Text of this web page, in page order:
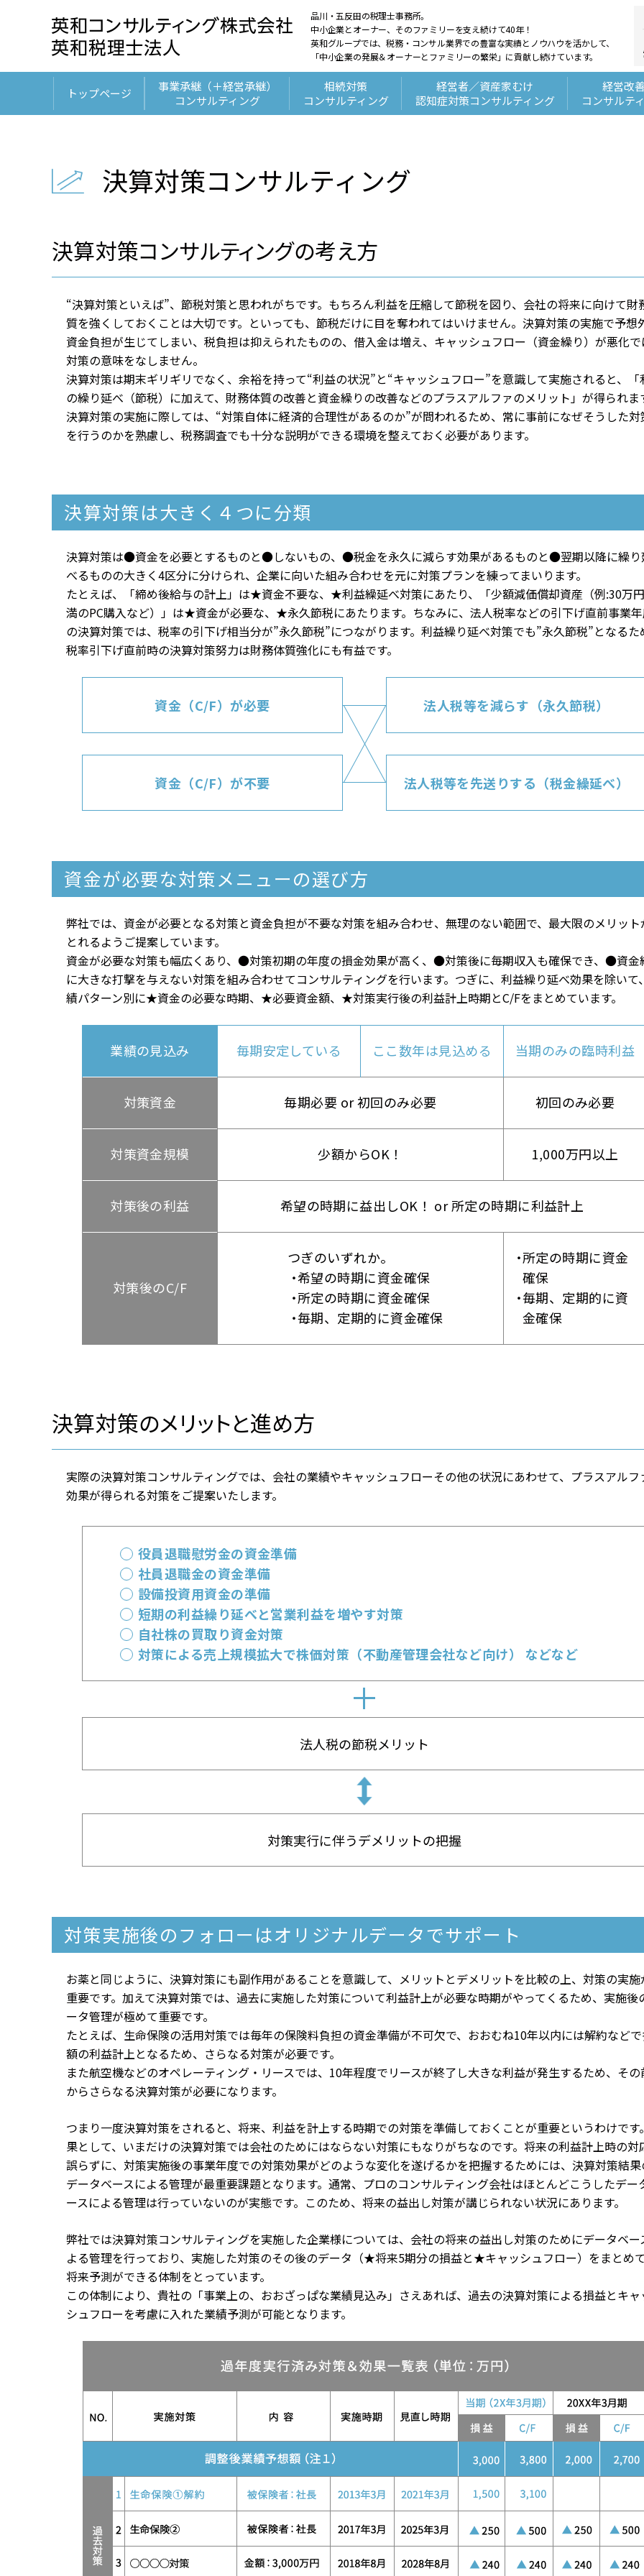
品川・五反田の税理士事務所。
中小企業とオーナー、そのファミリーを支え続けて40年！
英和グループでは、税務・コンサル業界での豊富な実績とノウハウを活かして、
「中小企業の発展＆オーナーとファミリーの繁栄」に貢献し続けています。
トップページ
事業承継（＋経営承継）
コンサルティング
相続対策
コンサルティング
経営者／資産家むけ
認知症対策コンサルティング
経営改
コンサルテ
決算対策コンサルティング
決算対策コンサルティングの考え方
“決算対策といえば”、節税対策と思われがちです。もちろん利益を圧縮して節税を図り、会社の将来に向けて財
質を強くしておくことは大切です。といっても、節税だけに目を奪われてはいけません。決算対策の実施で予想
資金負担が生じてしまい、税負担は抑えられたものの、借入金は増え、キャッシュフロー（資金繰り）が悪化
対策の意味をなしません。
決算対策は期末ギリギリでなく、余裕を持って“利益の状況”と“キャッシュフロー”を意識して実施されると、「
の繰り延べ（節税）に加えて、財務体質の改善と資金繰りの改善などのプラスアルファのメリット」が得られま
決算対策の実施に際しては、“対策自体に経済的合理性があるのか”が問われるため、常に事前になぜそうした対
を行うのかを熟慮し、税務調査でも十分な説明ができる環境を整えておく必要があります。
決算対策は大きく４つに分類
決算対策は●資金を必要とするものと●しないもの、●税金を永久に減らす効果があるものと●翌期以降に繰り
べるものの大きく4区分に分けられ、企業に向いた組み合わせを元に対策プランを練ってまいります。
たとえば、「締め後給与の計上」は★資金不要な、★利益繰延べ対策にあたり、「少額減価償却資産（例:30万
満のPC購入など）」は★資金が必要な、★永久節税にあたります。ちなみに、法人税率などの引下げ直前事業
の決算対策では、税率の引下げ相当分が”永久節税”につながります。利益繰り延べ対策でも”永久節税”となるた
税率引下げ直前時の決算対策努力は財務体質強化にも有益です。
資金（C/F）が必要 法人税等を減らす （永久節税）
資金（C/F）が不要 法人税等を先送りする （税金繰延べ）
資金が必要な対策メニューの選び方
弊社では、資金が必要となる対策と資金負担が不要な対策を組み合わせ、無理のない範囲で、最大限のメリット
とれるようご提案しています。
資金が必要な対策も幅広くあり、●対策初期の年度の損金効果が高く、●対策後に毎期収入も確保でき、●資金
に大きな打撃を与えない対策を組み合わせてコンサルティングを行います。つぎに、利益繰り延べ効果を除いて
績パターン別に★資金の必要な時期、★必要資金額、★対策実行後の利益計上時期とC/Fをまとめています。
業績の見込み 毎期安定している ここ数年は見込める 当期のみの臨時利益
対策資金 毎期必要 or 初回のみ必要 初回のみ必要
対策資金規模 少額からOK！ 1,000万円以上
対策後の利益 希望の時期に益出しOK！ or 所定の時期に利益計上
対策後のC/F
つぎのいずれか。
希望の時期に資金確保
所定の時期に資金確保
毎期、定期的に資金確保
所定の時期に資金
確保
毎期、定期的に資
金確保
決算対策のメリットと進め方
実際の決算対策コンサルティングでは、会社の業績やキャッシュフローその他の状況にあわせて、プラスアルフ
効果が得られる対策をご提案いたします。
役員退職慰労金の資金準備
社員退職金の資金準備
設備投資用資金の準備
短期の利益繰り延べと営業利益を増やす対策
自社株の買取り資金対策
対策による売上規模拡大で株価対策（不動産管理会社など向け） などなど
法人税の節税メリット
対策実行に伴うデメリットの把握
対策実施後のフォローはオリジナルデータでサポート
お薬と同じように、決算対策にも副作用があることを意識して、メリットとデメリットを比較の上、対策の実施
重要です。加えて決算対策では、過去に実施した対策について利益計上が必要な時期がやってくるため、実施後
ータ管理が極めて重要です。
たとえば、生命保険の活用対策では毎年の保険料負担の資金準備が不可欠で、おおむね10年以内には解約など
額の利益計上となるため、さらなる対策が必要です。
また航空機などのオペレーティング・リースでは、10年程度でリースが終了し大きな利益が発生するため、その
からさらなる決算対策が必要になります。
つまり一度決算対策をされると、将来、利益を計上する時期での対策を準備しておくことが重要というわけです
果として、いまだけの決算対策では会社のためにはならない対策にもなりがちなのです。将来の利益計上時の対
誤らずに、対策実施後の事業年度での対策効果がどのような変化を遂げるかを把握するためには、決算対策結
データベースによる管理が最重要課題となります。通常、プロのコンサルティング会社はほとんどこうしたデー
ースによる管理は行っていないのが実態です。このため、将来の益出し対策が講じられない状況にあります。
弊社では決算対策コンサルティングを実施した企業様については、会社の将来の益出し対策のためにデータベー
よる管理を行っており、実施した対策のその後のデータ（★将来5期分の損益と★キャッシュフロー）をまとめ
将来予測ができる体制をとっています。
この体制により、貴社の「事業上の、おおざっぱな業績見込み」さえあれば、過去の決算対策による損益とキャ
シュフローを考慮に入れた業績予測が可能となります。